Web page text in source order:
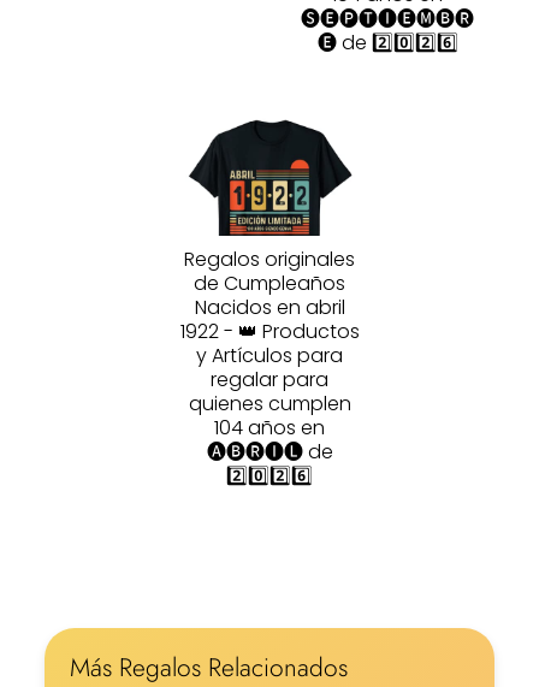
🅢🅔🅟🅣🅘🅔🅜🅑🅡
🅔 de 2️⃣0️⃣2️⃣6️⃣
Regalos originales
de Cumpleaños
Nacidos en abril
1922 - 👑 Productos
y Artículos para
regalar para
quienes cumplen
104 años en
🅐🅑🅡🅘🅛 de
2️⃣0️⃣2️⃣6️⃣
Más Regalos Relacionados